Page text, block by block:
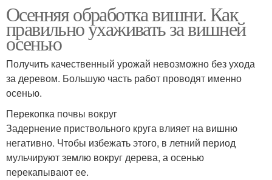
Осенняя обработка вишни. Как
правильно ухаживать за вишней
осенью
Получить качественный урожай невозможно без ухода
за деревом. Большую часть работ проводят именно
осенью.
Перекопка почвы вокруг
Задернение приствольного круга влияет на вишню
негативно. Чтобы избежать этого, в летний период
мульчируют землю вокруг дерева, а осенью
перекапывают ее.